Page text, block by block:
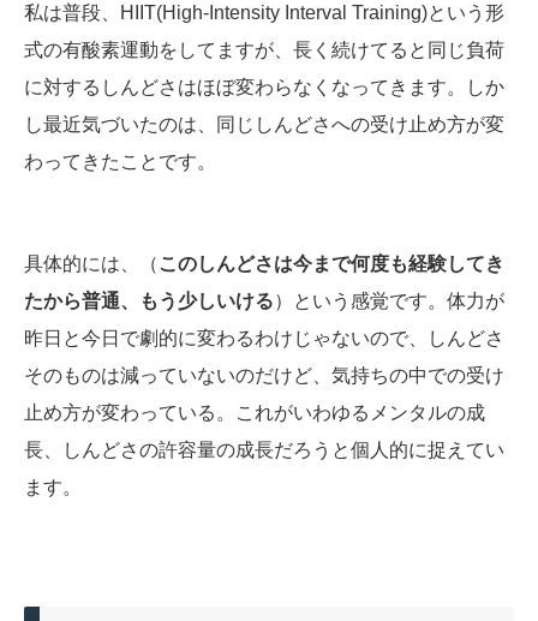
私は普段、HIIT(High-Intensity Interval Training)という形
式の有酸素運動をしてますが、長く続けてると同じ負荷
に対するしんどさはほぼ変わらなくなってきます。しか
し最近気づいたのは、同じしんどさへの受け止め方が変
わってきたことです。
具体的には、（ このしんどさは今まで何度も経験してき
たから普通、もう少しいける）という感覚です。体力が
昨日と今日で劇的に変わるわけじゃないので、しんどさ
そのものは減っていないのだけど、気持ちの中での受け
止め方が変わっている。これがいわゆるメンタルの成
長、しんどさの許容量の成長だろうと個人的に捉えてい
ます。